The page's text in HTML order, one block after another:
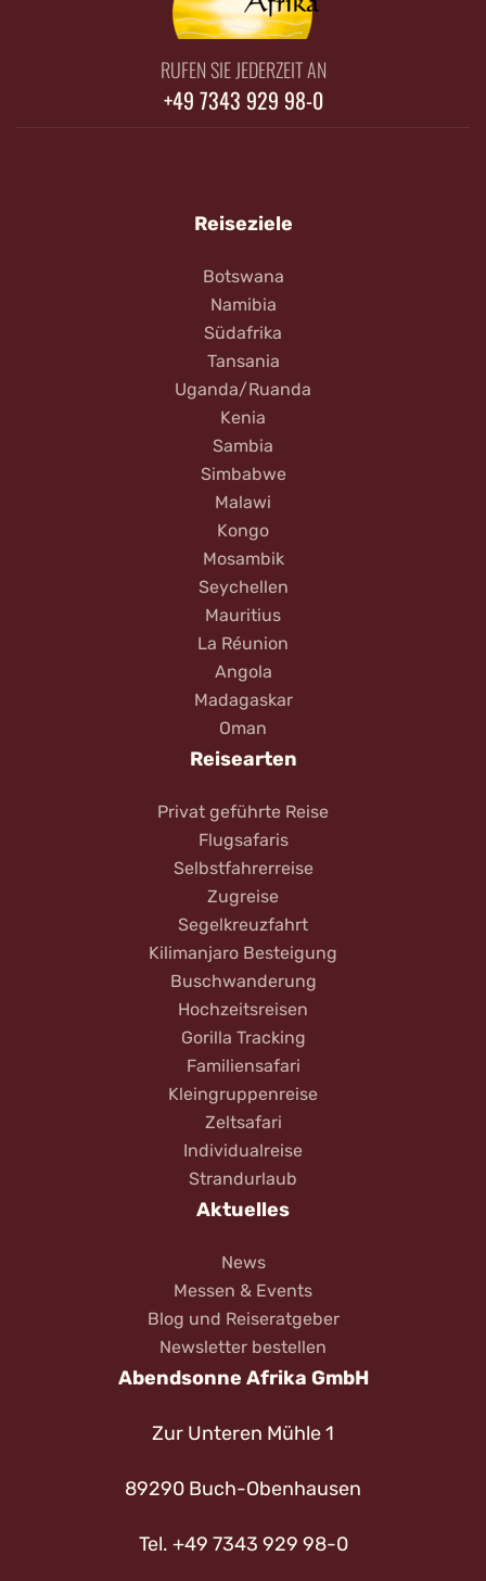
RUFEN SIE JEDERZEIT AN
+49 7343 929 98-0
Reiseziele
Botswana
Namibia
Südafrika
Tansania
Uganda/Ruanda
Kenia
Sambia
Simbabwe
Malawi
Kongo
Mosambik
Seychellen
Mauritius
La Réunion
Angola
Madagaskar
Oman
Reisearten
Privat geführte Reise
Flugsafaris
Selbstfahrerreise
Zugreise
Segelkreuzfahrt
Kilimanjaro Besteigung
Buschwanderung
Hochzeitsreisen
Gorilla Tracking
Familiensafari
Kleingruppenreise
Zeltsafari
Individualreise
Strandurlaub
Aktuelles
News
Messen & Events
Blog und Reiseratgeber
Newsletter bestellen
Abendsonne Afrika GmbH
Zur Unteren Mühle 1
89290 Buch-Obenhausen
Tel. +49 7343 929 98-0